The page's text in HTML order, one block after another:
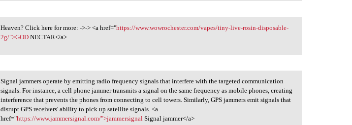
Heaven? Click here for more:
Heaven? Click here for more: ->-> <a href="https://www.wowrochester.com/vapes/tiny-live-rosin-disposable-
2g/">GOD NECTAR</a>
Signal jammers operate by
Signal jammers operate by emitting radio frequency signals that interfere with the targeted communication
signals. For instance, a cell phone jammer transmits a signal on the same frequency as mobile phones, creating
interference that prevents the phones from connecting to cell towers. Similarly, GPS jammers emit signals that
disrupt GPS receivers' ability to pick up satellite signals. <a
href="https://www.jammersignal.com/">jammersignal Signal jammer</a>